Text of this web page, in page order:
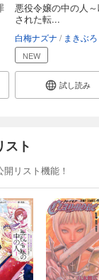
真依
悪役令嬢の中の人
された転...
白梅ナズナ まきぶろ
NEW
試し読み
スト
リスト機能！